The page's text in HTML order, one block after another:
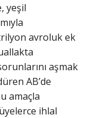
yeşil
avroluk ek
aşmak
AB’de
amaçla
ihlal